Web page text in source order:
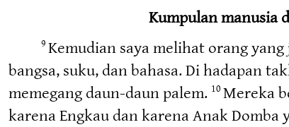
Kumpulan manusia
9 Kemudian saya melihat orang
bangsa, suku, dan bahasa. Di hadapan
memegang daun-daun palem. 10 Mereka
karena Engkau dan karena Anak Domba